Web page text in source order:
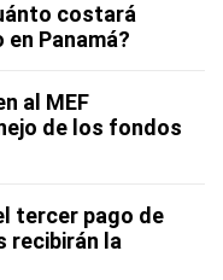
costará
Panamá?
al MEF
de los fondos
tercer pago de
recibirán la